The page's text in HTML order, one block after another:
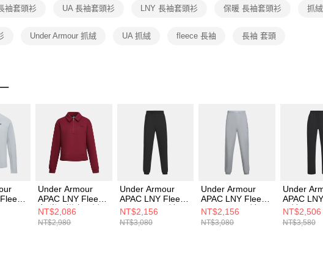
交易，需依本服務之必要範圍內提
２．關於個人資料處理事宜，請瀏覽
結果請求用戶進行身份認證。
５．嚴禁一人註冊多個帳號或使用
形，恩沛科技股份有限公司將有權
袖套頭衫 UA 長袖套頭衫 LNY 長袖套頭衫 保暖 長袖套頭衫 抓
Under Armour 抓絨 UA 抓絨 fleece 長袖 長袖 套頭
Under Armour
APAC LNY Fleece
女 半開襟套頭衫
6014320-625
NT$2,086
NT$2,980
Under Armour
APAC LNY Fleece
Jogger 男 長褲
6014314-001
NT$2,156
NT$3,080
Under Armour
APAC LNY Fleece
Jogger 男 長褲
6014314-011
NT$2,156
NT$3,080
Under
APAC
長褲
NT$2,506
NT$3,580